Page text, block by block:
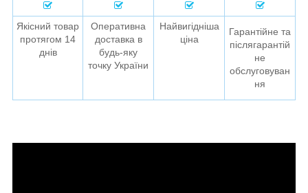
Якісний товар
протягом 14
днів
Оперативна
доставка в
будь-яку
точку України
Найвигідніша
ціна
Гарантійне та
післягарантій
не
обслуговуван
ня